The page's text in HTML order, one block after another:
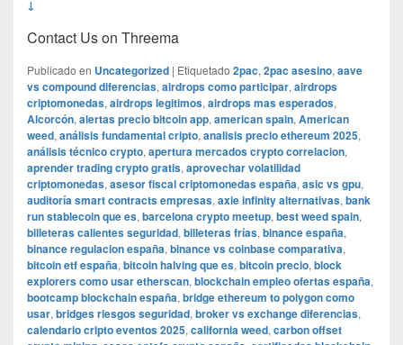
↓
Contact Us on Threema
Publicado en Uncategorized | Etiquetado 2pac, 2pac asesino, aave
vs compound diferencias, airdrops como participar, airdrops
criptomonedas, airdrops legitimos, airdrops mas esperados,
Alcorcón, alertas precio bitcoin app, american spain, American
weed, análisis fundamental cripto, analisis precio ethereum 2025,
análisis técnico crypto, apertura mercados crypto correlacion,
aprender trading crypto gratis, aprovechar volatilidad
criptomonedas, asesor fiscal criptomonedas españa, asic vs gpu,
auditoría smart contracts empresas, axie infinity alternativas, bank
run stablecoin que es, barcelona crypto meetup, best weed spain,
billeteras calientes seguridad, billeteras frías, binance españa,
binance regulacion españa, binance vs coinbase comparativa,
bitcoin etf españa, bitcoin halving que es, bitcoin precio, block
explorers como usar etherscan, blockchain empleo ofertas españa,
bootcamp blockchain españa, bridge ethereum to polygon como
usar, bridges riesgos seguridad, broker vs exchange diferencias,
calendario cripto eventos 2025, california weed, carbon offset